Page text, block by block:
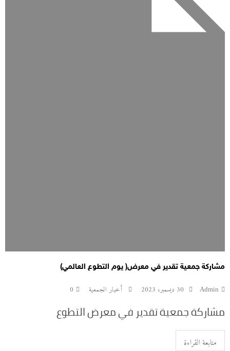
مشاركة جمعية تقدير في معرض( يوم التطوع العالمي)
Admin 30 ديسمبر، 2023 أخبار الجمعية 0
‏مشاركة جمعية تقدير في معرض التطوع
متابعة القراءة